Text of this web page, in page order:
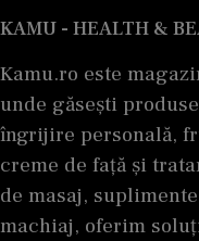
KAMU - HEALTH &
Kamu.ro este
unde găsești
îngrijire personală,
creme de față și
de masaj,
machiaj, oferim